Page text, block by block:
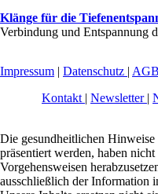
Klänge für die
Verbindung und Entspannung
Impressum | Datenschutz | AGB
Kontakt | Newsletter |
Die gesundheitlichen
präsentiert werden, haben
Vorgehensweisen
ausschließlich der Information